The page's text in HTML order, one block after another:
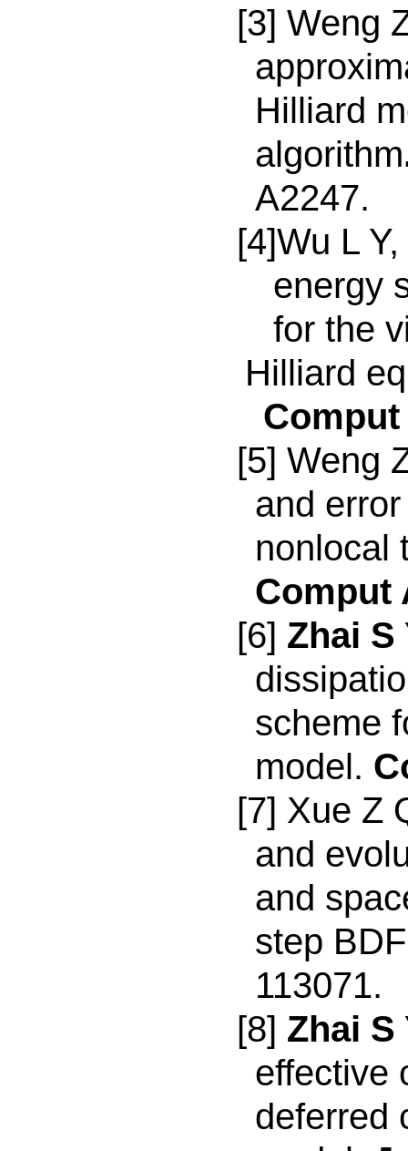
[3] Weng
Hilliard
algorithm
A2247.
[4]Wu L
energy
for the
Hilliard
[5] Weng
and
nonlocal
Comput
[6] Zhai S
scheme
model.
[7] Xue Z
and
and
step
113071.
[8] Zhai S
effective
deferred